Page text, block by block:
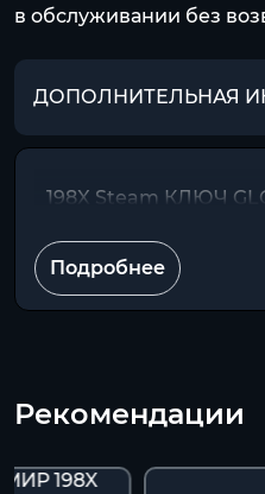
в обслуживании без
ДОПОЛНИТЕЛЬНАЯ
198X Steam КЛЮЧ
Подробнее
Рекомендации